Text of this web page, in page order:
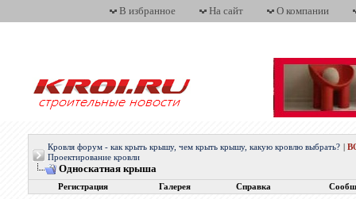
В избранное На сайт О компании
Кровля форум - как крыть крышу, чем крыть крышу, какую кровлю выбрать?
Проектирование кровли
Односкатная крыша
Регистрация Галерея Справка